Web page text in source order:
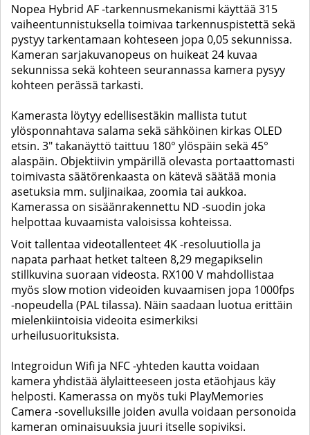
Nopea Hybrid AF -tarkennusmekanismi käyttää 315
vaiheentunnistuksella toimivaa tarkennuspistettä sekä
pystyy tarkentamaan kohteseen jopa 0,05 sekunnissa.
Kameran sarjakuvanopeus on huikeat 24 kuvaa
sekunnissa sekä kohteen seurannassa kamera pysyy
kohteen perässä tarkasti.
Kamerasta löytyy edellisestäkin mallista tutut
ylösponnahtava salama sekä sähköinen kirkas OLED
etsin. 3" takanäyttö taittuu 180° ylöspäin sekä 45°
alaspäin. Objektiivin ympärillä olevasta portaattomasti
toimivasta säätörenkaasta on kätevä säätää monia
asetuksia mm. suljinaikaa, zoomia tai aukkoa.
Kamerassa on sisäänrakennettu ND -suodin joka
helpottaa kuvaamista valoisissa kohteissa.
Voit tallentaa videotallenteet 4K -resoluutiolla ja
napata parhaat hetket talteen 8,29 megapikselin
stillkuvina suoraan videosta. RX100 V mahdollistaa
myös slow motion videoiden kuvaamisen jopa 1000fps
-nopeudella (PAL tilassa). Näin saadaan luotua erittäin
mielenkiintoisia videoita esimerkiksi
urheilusuorituksista.
Integroidun Wifi ja NFC -yhteden kautta voidaan
kamera yhdistää älylaitteeseen josta etäohjaus käy
helposti. Kamerassa on myös tuki PlayMemories
Camera -sovelluksille joiden avulla voidaan personoida
kameran ominaisuuksia juuri itselle sopiviksi.